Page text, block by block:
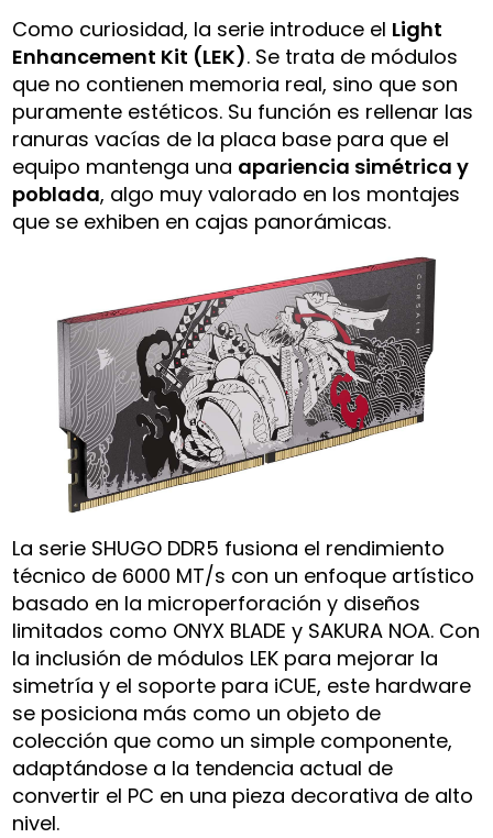
Como curiosidad, la serie introduce el Light
Enhancement Kit (LEK). Se trata de módulos
que no contienen memoria real, sino que son
puramente estéticos. Su función es rellenar las
ranuras vacías de la placa base para que el
equipo mantenga una apariencia simétrica y
poblada, algo muy valorado en los montajes
que se exhiben en cajas panorámicas.
La serie SHUGO DDR5 fusiona el rendimiento
técnico de 6000 MT/s con un enfoque artístico
basado en la microperforación y diseños
limitados como ONYX BLADE y SAKURA NOA. Con
la inclusión de módulos LEK para mejorar la
simetría y el soporte para iCUE, este hardware
se posiciona más como un objeto de
colección que como un simple componente,
adaptándose a la tendencia actual de
convertir el PC en una pieza decorativa de alto
nivel.